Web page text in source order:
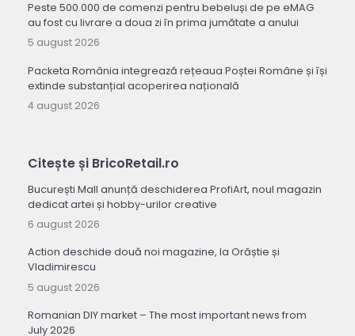
Peste 500.000 de comenzi pentru bebeluși de pe eMAG
au fost cu livrare a doua zi în prima jumătate a anului
5 august 2026
Packeta România integrează rețeaua Poștei Române și își
extinde substanțial acoperirea națională
4 august 2026
Citește și BricoRetail.ro
București Mall anunță deschiderea ProfiArt, noul magazin
dedicat artei și hobby-urilor creative
6 august 2026
Action deschide două noi magazine, la Orăștie și
Vladimirescu
5 august 2026
Romanian DIY market – The most important news from
July 2026